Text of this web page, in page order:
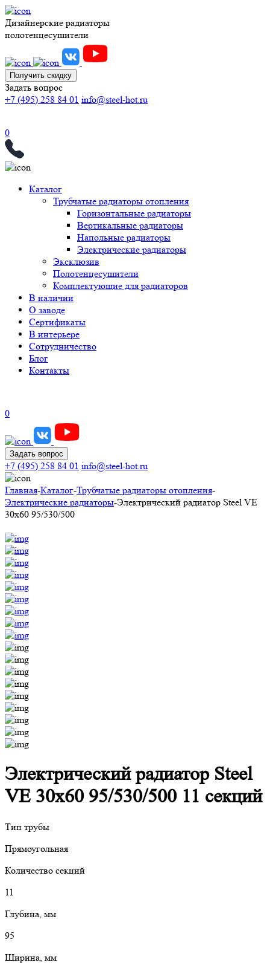
Дизайнерские радиаторы
полотенцесушители
Получить скидку
Задать вопрос
+7 (495) 258 84 01 info@steel-hot.ru
0
Каталог
Трубчатые радиаторы отопления
Горизонтальные радиаторы
Вертикальные радиаторы
Напольные радиаторы
Электрические радиаторы
Эксклюзив
Полотенцесушители
Комплектующие для радиаторов
В наличии
О заводе
Сертификаты
В интерьере
Сотрудничество
Блог
Контакты
0
Задать вопрос
+7 (495) 258 84 01 info@steel-hot.ru
Главная-Каталог-Трубчатые радиаторы отопления-
Электрические радиаторы-Электрический радиатор Steel VE
30х60 95/530/500
Электрический радиатор Steel
VE 30х60 95/530/500 11 секций
Тип трубы
Прямоугольная
Количество секций
11
Глубина, мм
95
Ширина, мм